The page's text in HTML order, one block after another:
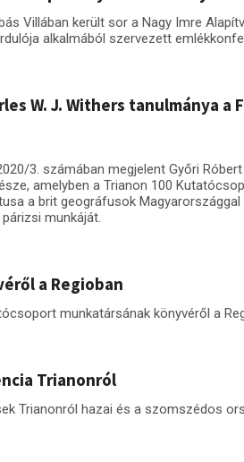
Villában került sor a Nagy Imre
alkalmából szervezett
W. J. Withers tanulmánya a
3. számában megjelent Győri
amelyben a Trianon 100
a brit geográfusok
munkáját.
a Regioban
munkatársának könyvéről a
Trianonról
Trianonról hazai és a szomszédos